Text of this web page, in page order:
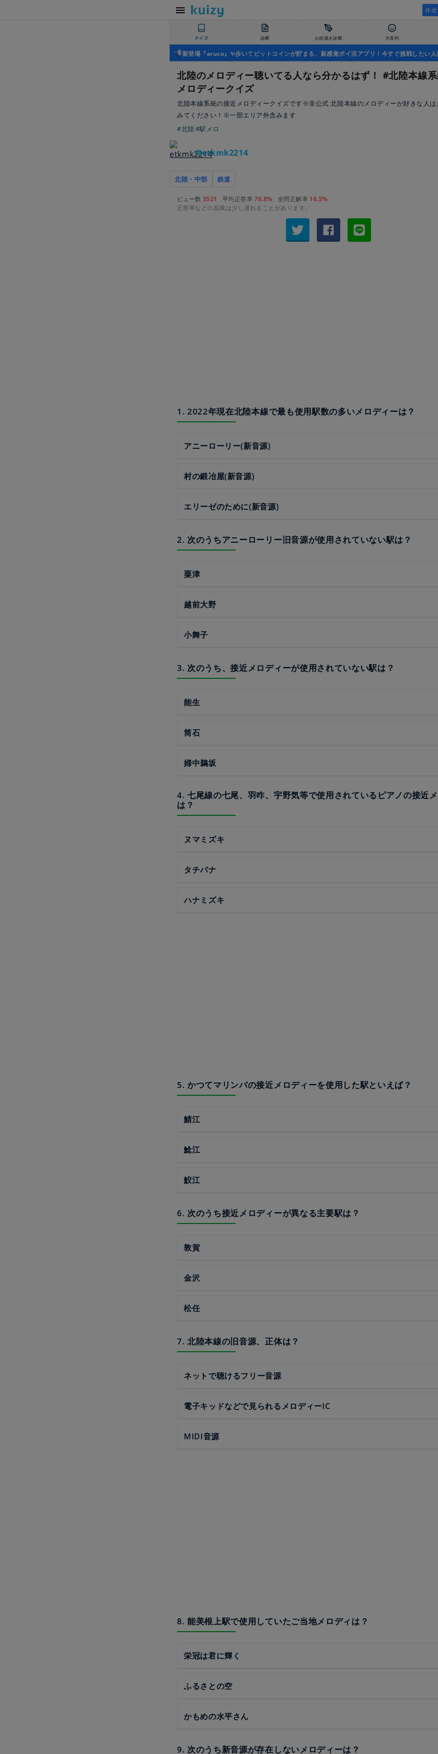
作成
クイズ 診断 お絵描き診断 大喜利
新登場『aruco』✨歩いてビットコインが貯まる、新感覚ポイ活アプリ！今すぐ挑戦したい人
北陸のメロディー聴いてる人なら分かるはず！ #北陸本線
メロディークイズ
北陸本線系統の接近メロディークイズです※非公式 北陸本線のメロディーが好きな人は
みてください！※一部エリア外含みます
#北陸 #駅メロ
＠etkmk2214
北陸・中部 鉄道
ビュー数 3521 平均正答率70.8% 全問正解率 16.5%
正答率などの反映は少し遅れることがあります。
1. 2022年現在北陸本線で最も使用駅数の多いメロディーは？
アニーローリー(新音源)
村の鍛冶屋(新音源)
エリーゼのために(新音源)
2. 次のうちアニーローリー旧音源が使用されていない駅は？
粟津
越前大野
小舞子
3. 次のうち、接近メロディーが使用されていない駅は？
能生
筒石
婦中鵜坂
4. 七尾線の七尾、羽咋、宇野気等で使用されているピアノの接近
は？
ヌマミズキ
タチバナ
ハナミズキ
5. かつてマリンバの接近メロディーを使用した駅といえば？
鯖江
鯰江
鮫江
6. 次のうち接近メロディーが異なる主要駅は？
敦賀
金沢
松任
7. 北陸本線の旧音源、正体は？
ネットで聴けるフリー音源
電子キッドなどで見られるメロディーIC
MIDI音源
8. 能美根上駅で使用していたご当地メロディは？
栄冠は君に輝く
ふるさとの空
かもめの水平さん
9. 次のうち新音源が存在しないメロディーは？